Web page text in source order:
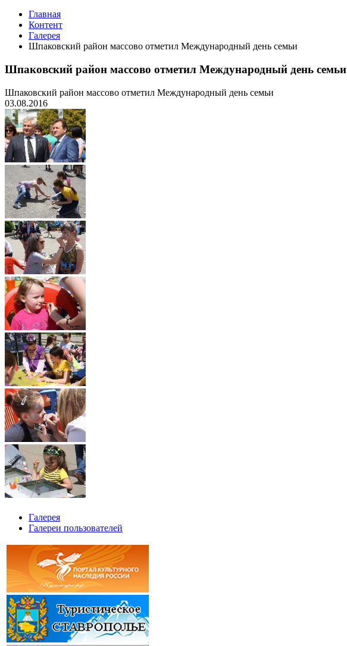
Главная
Контент
Галерея
Шпаковский район массово отметил Международный день семьи
Шпаковский район массово отметил Международный день семьи
Шпаковский район массово отметил Международный день семьи
03.08.2016
Галерея
Галереи пользователей